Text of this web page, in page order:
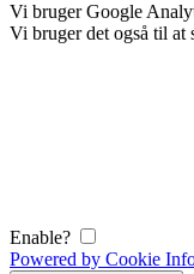
Vi bruger Google
Vi bruger det også til at
Enable?
Powered by Cookie